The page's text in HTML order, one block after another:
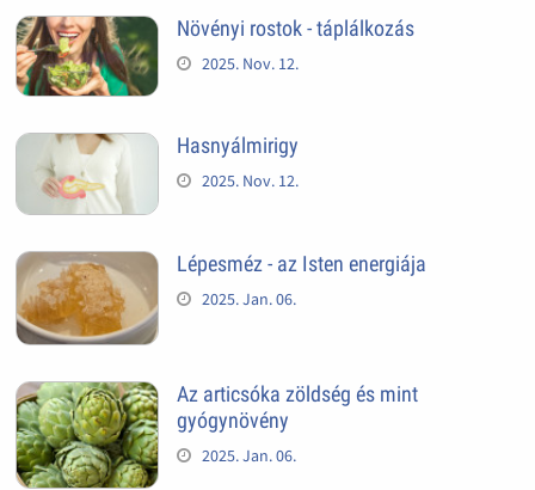
Növényi rostok - táplálkozás
2025. Nov. 12.
Hasnyálmirigy
2025. Nov. 12.
Lépesméz - az Isten energiája
2025. Jan. 06.
Az articsóka zöldség és mint
gyógynövény
2025. Jan. 06.